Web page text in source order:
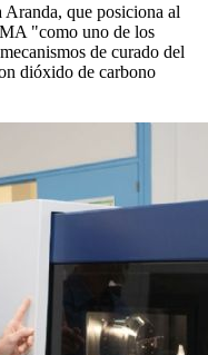
que posiciona al
"como uno de los
de curado del
dióxido de carbono